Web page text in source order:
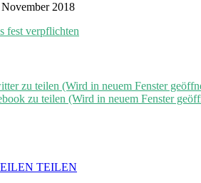
2018
fest verpflichten
zu teilen (Wird in neuem Fenster
zu teilen (Wird in neuem Fenster
TEILEN